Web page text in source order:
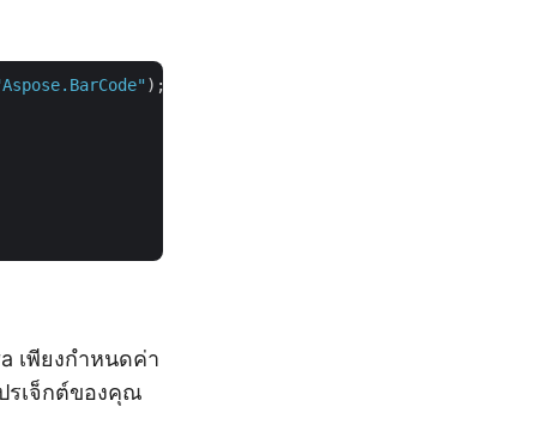
);
เพียงกำหนดค่า
รเจ็กต์ของคุณ